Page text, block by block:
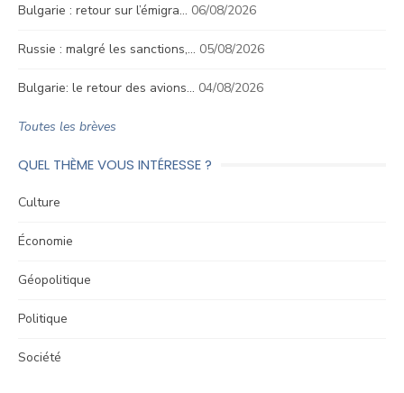
Bulgarie : retour sur l’émigra… 06/08/2026
Russie : malgré les sanctions,… 05/08/2026
Bulgarie: le retour des avions… 04/08/2026
Toutes les brèves
QUEL THÈME VOUS INTÉRESSE ?
Culture
Économie
Géopolitique
Politique
Société